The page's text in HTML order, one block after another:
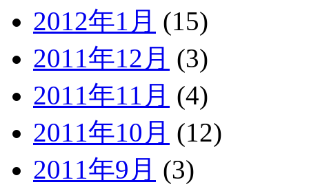
2012年1月 (15)
2011年12月 (3)
2011年11月 (4)
2011年10月 (12)
2011年9月 (3)